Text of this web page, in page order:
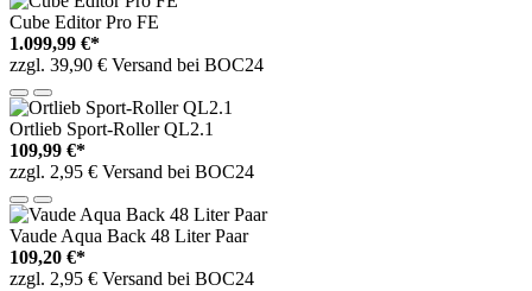
Cube Editor Pro FE
1.099,99 €*
zzgl. 39,90 € Versand bei BOC24
Ortlieb Sport-Roller QL2.1
109,99 €*
zzgl. 2,95 € Versand bei BOC24
Vaude Aqua Back 48 Liter Paar
109,20 €*
zzgl. 2,95 € Versand bei BOC24